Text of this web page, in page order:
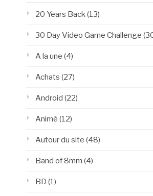
20 Years Back (13)
30 Day Video Game Challenge
A la une (4)
Achats (27)
Android (22)
Animé (12)
Autour du site (48)
Band of 8mm (4)
BD (1)